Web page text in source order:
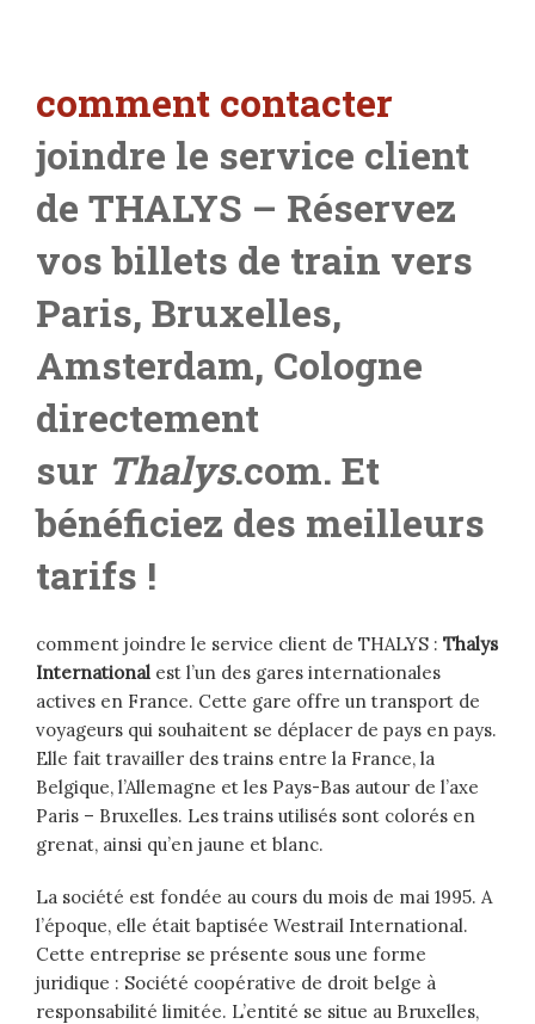
comment contacter
joindre le service client
de THALYS – Réservez
vos billets de train vers
Paris, Bruxelles,
Amsterdam, Cologne
directement
sur Thalys.com. Et
bénéficiez des meilleurs
tarifs !
comment joindre le service client de THALYS : Thalys
International est l’un des gares internationales
actives en France. Cette gare offre un transport de
voyageurs qui souhaitent se déplacer de pays en pays.
Elle fait travailler des trains entre la France, la
Belgique, l’Allemagne et les Pays-Bas autour de l’axe
Paris – Bruxelles. Les trains utilisés sont colorés en
grenat, ainsi qu’en jaune et blanc.
La société est fondée au cours du mois de mai 1995. A
l’époque, elle était baptisée Westrail International.
Cette entreprise se présente sous une forme
juridique : Société coopérative de droit belge à
responsabilité limitée. L’entité se situe au Bruxelles,